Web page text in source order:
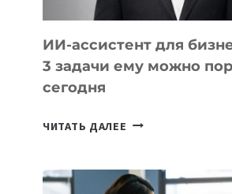
ИИ-ассистент для
3 задачи ему можно
сегодня
ЧИТАТЬ ДАЛЕЕ ИИ-
БИЗНЕСА: